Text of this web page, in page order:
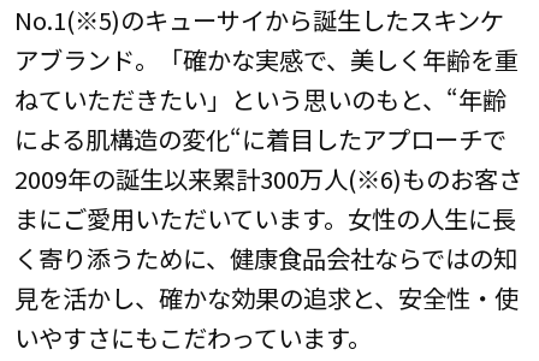
No.1(※5)のキューサイから誕生したスキンケ
アブランド。「確かな実感で、美しく年齢を重
ねていただきたい」という思いのもと、“年齢
による肌構造の変化“に着目したアプローチで
2009年の誕生以来累計300万人(※6)ものお客さ
まにご愛用いただいています。女性の人生に長
く寄り添うために、健康食品会社ならではの知
見を活かし、確かな効果の追求と、安全性・使
いやすさにもこだわっています。